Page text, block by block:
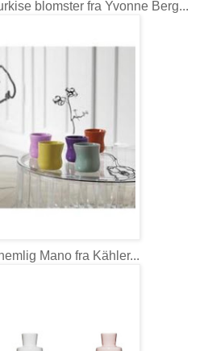
blomster fra Yvonne Berg...
Mano fra Kähler...